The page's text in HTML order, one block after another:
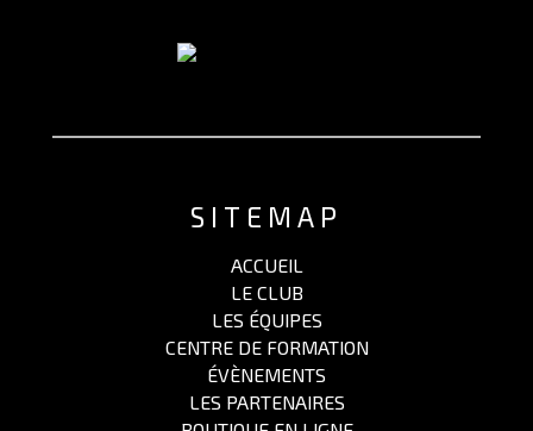
SITEMAP
ACCUEIL
LE CLUB
LES ÉQUIPES
CENTRE DE FORMATION
ÉVÈNEMENTS
LES PARTENAIRES